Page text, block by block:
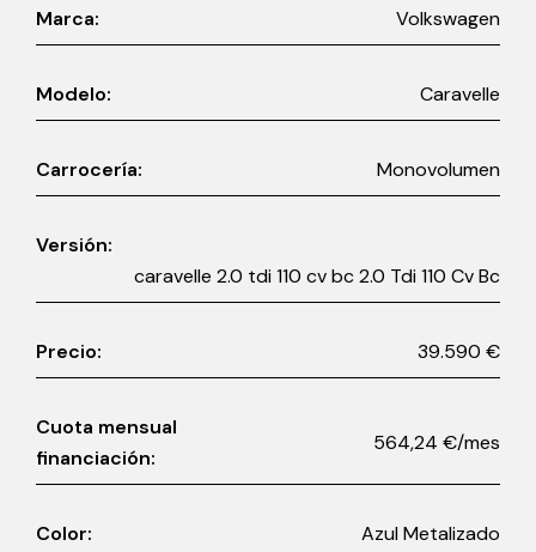
Marca: Volkswagen
Modelo: Caravelle
Carrocería: Monovolumen
Versión:
caravelle 2.0 tdi 110 cv bc 2.0 Tdi 110 Cv Bc
Precio: 39.590 €
Cuota mensual
financiación:
564,24 €/mes
Color: Azul Metalizado